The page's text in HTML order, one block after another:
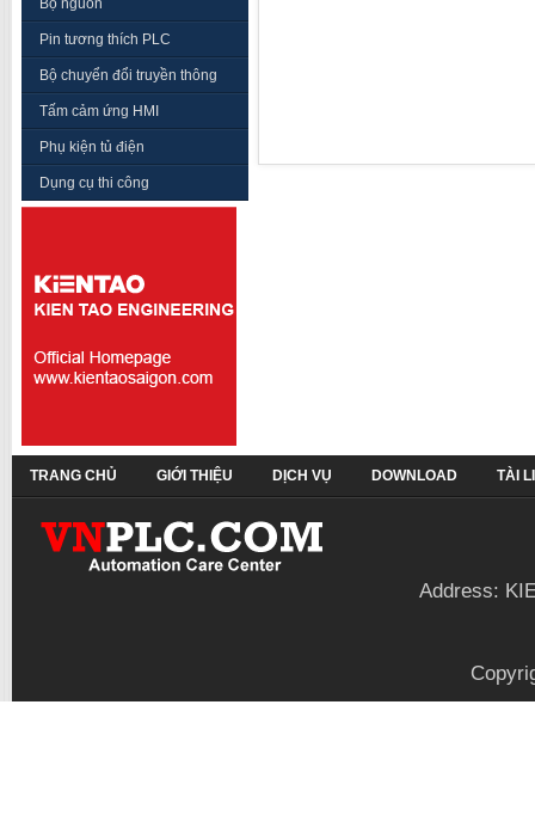
Bộ nguồn
Pin tương thích PLC
Bộ chuyển đổi truyền thông
Tấm cảm ứng HMI
Phụ kiện tủ điện
Dụng cụ thi công
TRANG CHỦ GIỚI THIỆU DỊCH VỤ DOWNLOAD TÀI
Address: